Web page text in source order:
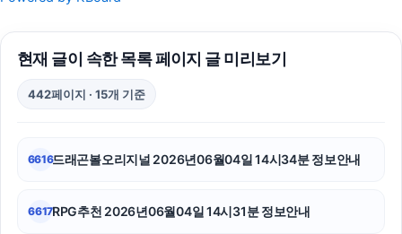
강남치과
서초하수구막힘
현재 글이 속한 목록 페이지 글 미리보기
442페이지 · 15개 기준
6616드래곤볼오리지널 2026년06월04일 14시34분 정보안내
6617RPG추천 2026년06월04일 14시31분 정보안내